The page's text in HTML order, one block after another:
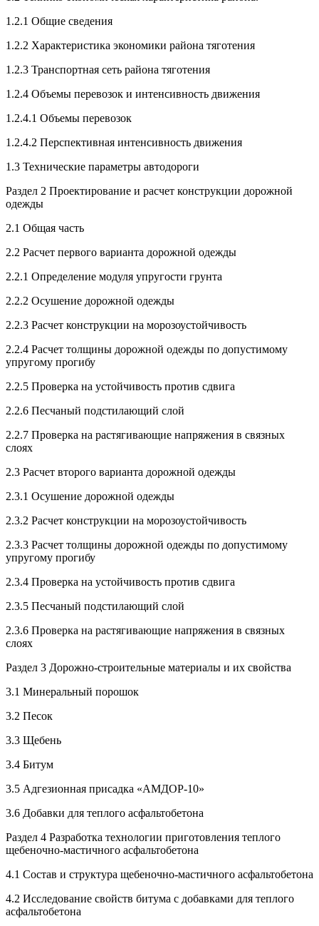
1.2.1 Общие сведения
1.2.2 Характеристика экономики района тяготения
1.2.3 Транспортная сеть района тяготения
1.2.4 Объемы перевозок и интенсивность движения
1.2.4.1 Объемы перевозок
1.2.4.2 Перспективная интенсивность движения
1.3 Технические параметры автодороги
Раздел 2 Проектирование и расчет конструкции дорожной
одежды
2.1 Общая часть
2.2 Расчет первого варианта дорожной одежды
2.2.1 Определение модуля упругости грунта
2.2.2 Осушение дорожной одежды
2.2.3 Расчет конструкции на морозоустойчивость
2.2.4 Расчет толщины дорожной одежды по допустимому
упругому прогибу
2.2.5 Проверка на устойчивость против сдвига
2.2.6 Песчаный подстилающий слой
2.2.7 Проверка на растягивающие напряжения в связных
слоях
2.3 Расчет второго варианта дорожной одежды
2.3.1 Осушение дорожной одежды
2.3.2 Расчет конструкции на морозоустойчивость
2.3.3 Расчет толщины дорожной одежды по допустимому
упругому прогибу
2.3.4 Проверка на устойчивость против сдвига
2.3.5 Песчаный подстилающий слой
2.3.6 Проверка на растягивающие напряжения в связных
слоях
Раздел 3 Дорожно-строительные материалы и их свойства
3.1 Минеральный порошок
3.2 Песок
3.3 Щебень
3.4 Битум
3.5 Адгезионная присадка «АМДОР-10»
3.6 Добавки для теплого асфальтобетона
Раздел 4 Разработка технологии приготовления теплого
щебеночно-мастичного асфальтобетона
4.1 Состав и структура щебеночно-мастичного асфальтобетона
4.2 Исследование свойств битума с добавками для теплого
асфальтобетона